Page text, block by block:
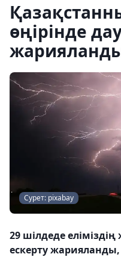
өңірінде
Сурет: pixabay
29 шілдеде
ескерту